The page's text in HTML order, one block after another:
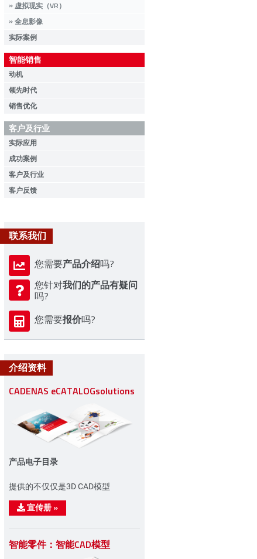
虚拟现实（VR）
全息影像
实际案例
智能销售
动机
领先时代
销售优化
客户及行业
实际应用
成功案例
客户及行业
客户反馈
联系我们
您需要产品介绍吗?
您针对我们的产品有疑问
吗?
您需要报价吗?
介绍资料
CADENAS eCATALOGsolutions
产品电子目录
提供的不仅仅是3D CAD模型
宣传册 »
智能零件：智能CAD模型